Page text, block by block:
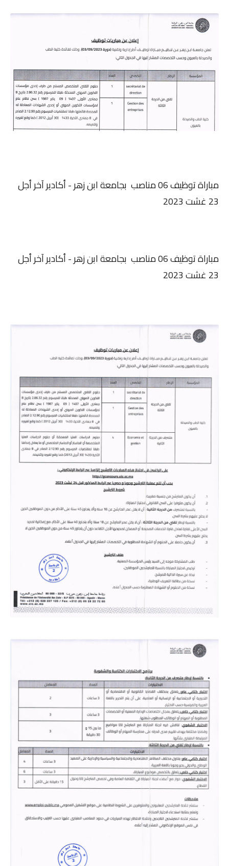
مباراة توظيف 06 مناصب بجامعة ابن زهر - أكادير آخر أجل
23 غشت 2023
مباراة توظيف 06 مناصب بجامعة ابن زهر - أكادير آخر أجل
23 غشت 2023